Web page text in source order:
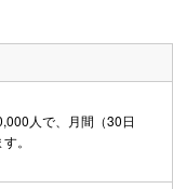
人で、月間（30日
。